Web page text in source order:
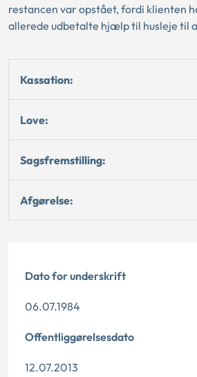
restancen var opstået, fordi klienten
allerede udbetalte hjælp til husleje til
Kassation:
Love:
Sagsfremstilling:
Afgørelse:
Dato for underskrift
06.07.1984
Offentliggørelsesdato
12.07.2013